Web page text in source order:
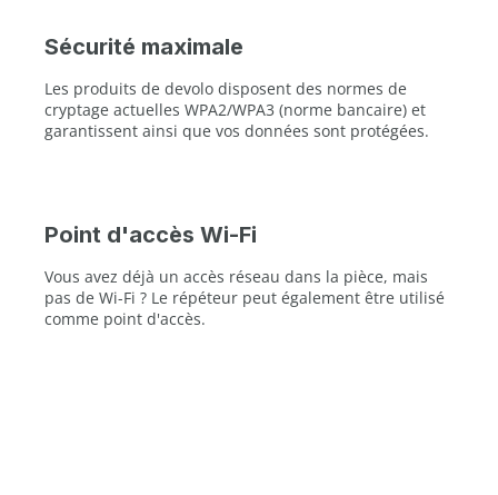
Sécurité maximale
Les produits de devolo disposent des normes de
cryptage actuelles WPA2/WPA3 (norme bancaire) et
garantissent ainsi que vos données sont protégées.
Point d'accès Wi-Fi
Vous avez déjà un accès réseau dans la pièce, mais
pas de Wi-Fi ? Le répéteur peut également être utilisé
comme point d'accès.